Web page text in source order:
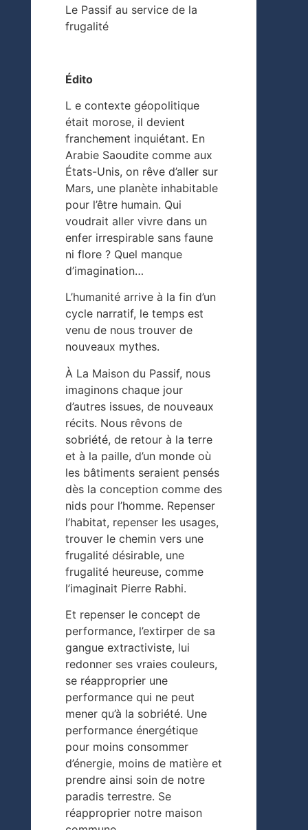
Le Passif au service de la
frugalité
Édito
L e contexte géopolitique
était morose, il devient
franchement inquiétant. En
Arabie Saoudite comme aux
États-Unis, on rêve d’aller sur
Mars, une planète inhabitable
pour l’être humain. Qui
voudrait aller vivre dans un
enfer irrespirable sans faune
ni flore ? Quel manque
d’imagination…
L’humanité arrive à la fin d’un
cycle narratif, le temps est
venu de nous trouver de
nouveaux mythes.
À La Maison du Passif, nous
imaginons chaque jour
d’autres issues, de nouveaux
récits. Nous rêvons de
sobriété, de retour à la terre
et à la paille, d’un monde où
les bâtiments seraient pensés
dès la conception comme des
nids pour l’homme. Repenser
l’habitat, repenser les usages,
trouver le chemin vers une
frugalité désirable, une
frugalité heureuse, comme
l’imaginait Pierre Rabhi.
Et repenser le concept de
performance, l’extirper de sa
gangue extractiviste, lui
redonner ses vraies couleurs,
se réapproprier une
performance qui ne peut
mener qu’à la sobriété. Une
performance énergétique
pour moins consommer
d’énergie, moins de matière et
prendre ainsi soin de notre
paradis terrestre. Se
réapproprier notre maison